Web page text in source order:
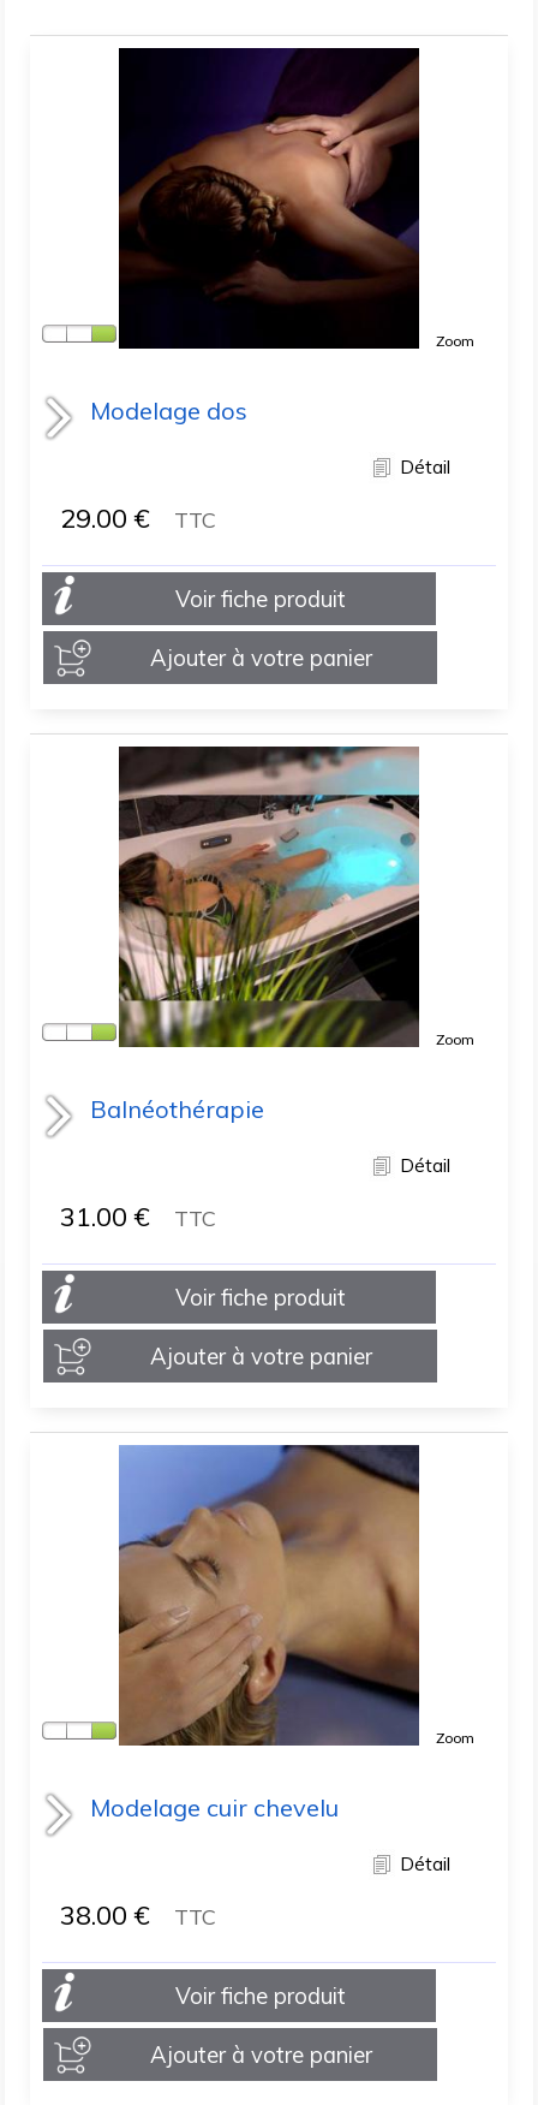
Zoom
Modelage dos
Détail
29.00 € TTC
Voir fiche produit
Ajouter à votre panier
Zoom
Balnéothérapie
Détail
31.00 € TTC
Voir fiche produit
Ajouter à votre panier
Zoom
Modelage cuir chevelu
Détail
38.00 € TTC
Voir fiche produit
Ajouter à votre panier